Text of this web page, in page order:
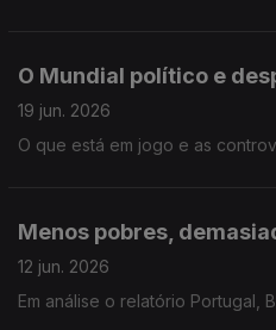
O Mundial político e
19 jun. 2026
O que está em jogo e as
Menos pobres,
12 jun. 2026
Em análise o relatório Portugal,